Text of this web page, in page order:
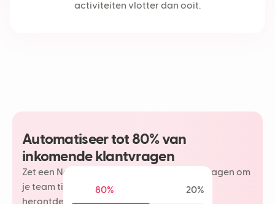
activiteiten vlotter dan ooit.
Automatiseer tot 80% van
inkomende klantvragen
Zet een Neople in op je meest herhaalde vragen om
je team tijd te besparen en meer plezier te
80% 20%